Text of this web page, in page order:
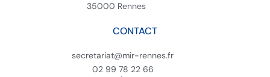
35000 Rennes
CONTACT
secretariat@mir-rennes.fr
02 99 78 22 66